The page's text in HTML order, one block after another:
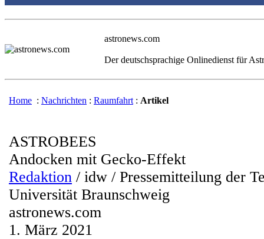
astronews.com
Der deutschsprachige Onlinedienst für
Home : Nachrichten : Raumfahrt : Artikel
ASTROBEES
Andocken mit Gecko-Effekt
Redaktion / idw / Pressemitteilung der
Universität Braunschweig
astronews.com
1. März 2021